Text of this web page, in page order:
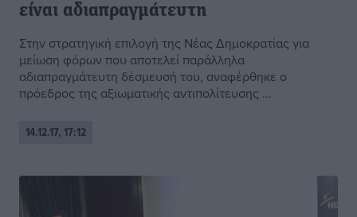
είναι αδιαπραγμάτευτη
Στην στρατηγική επιλογή της Νέας Δημοκρατίας για
μείωση φόρων που αποτελεί παράλληλα
αδιαπραγμάτευτη δέσμευσή του, αναφέρθηκε ο
πρόεδρος της αξιωματικής αντιπολίτευσης ...
14.12.17, 17:12